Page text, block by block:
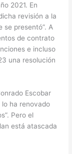
2021. En
revisión a la
se presentó”. A
de contrato
e incluso
una resolución
Escobar
lo ha renovado
Pero el
está atascada